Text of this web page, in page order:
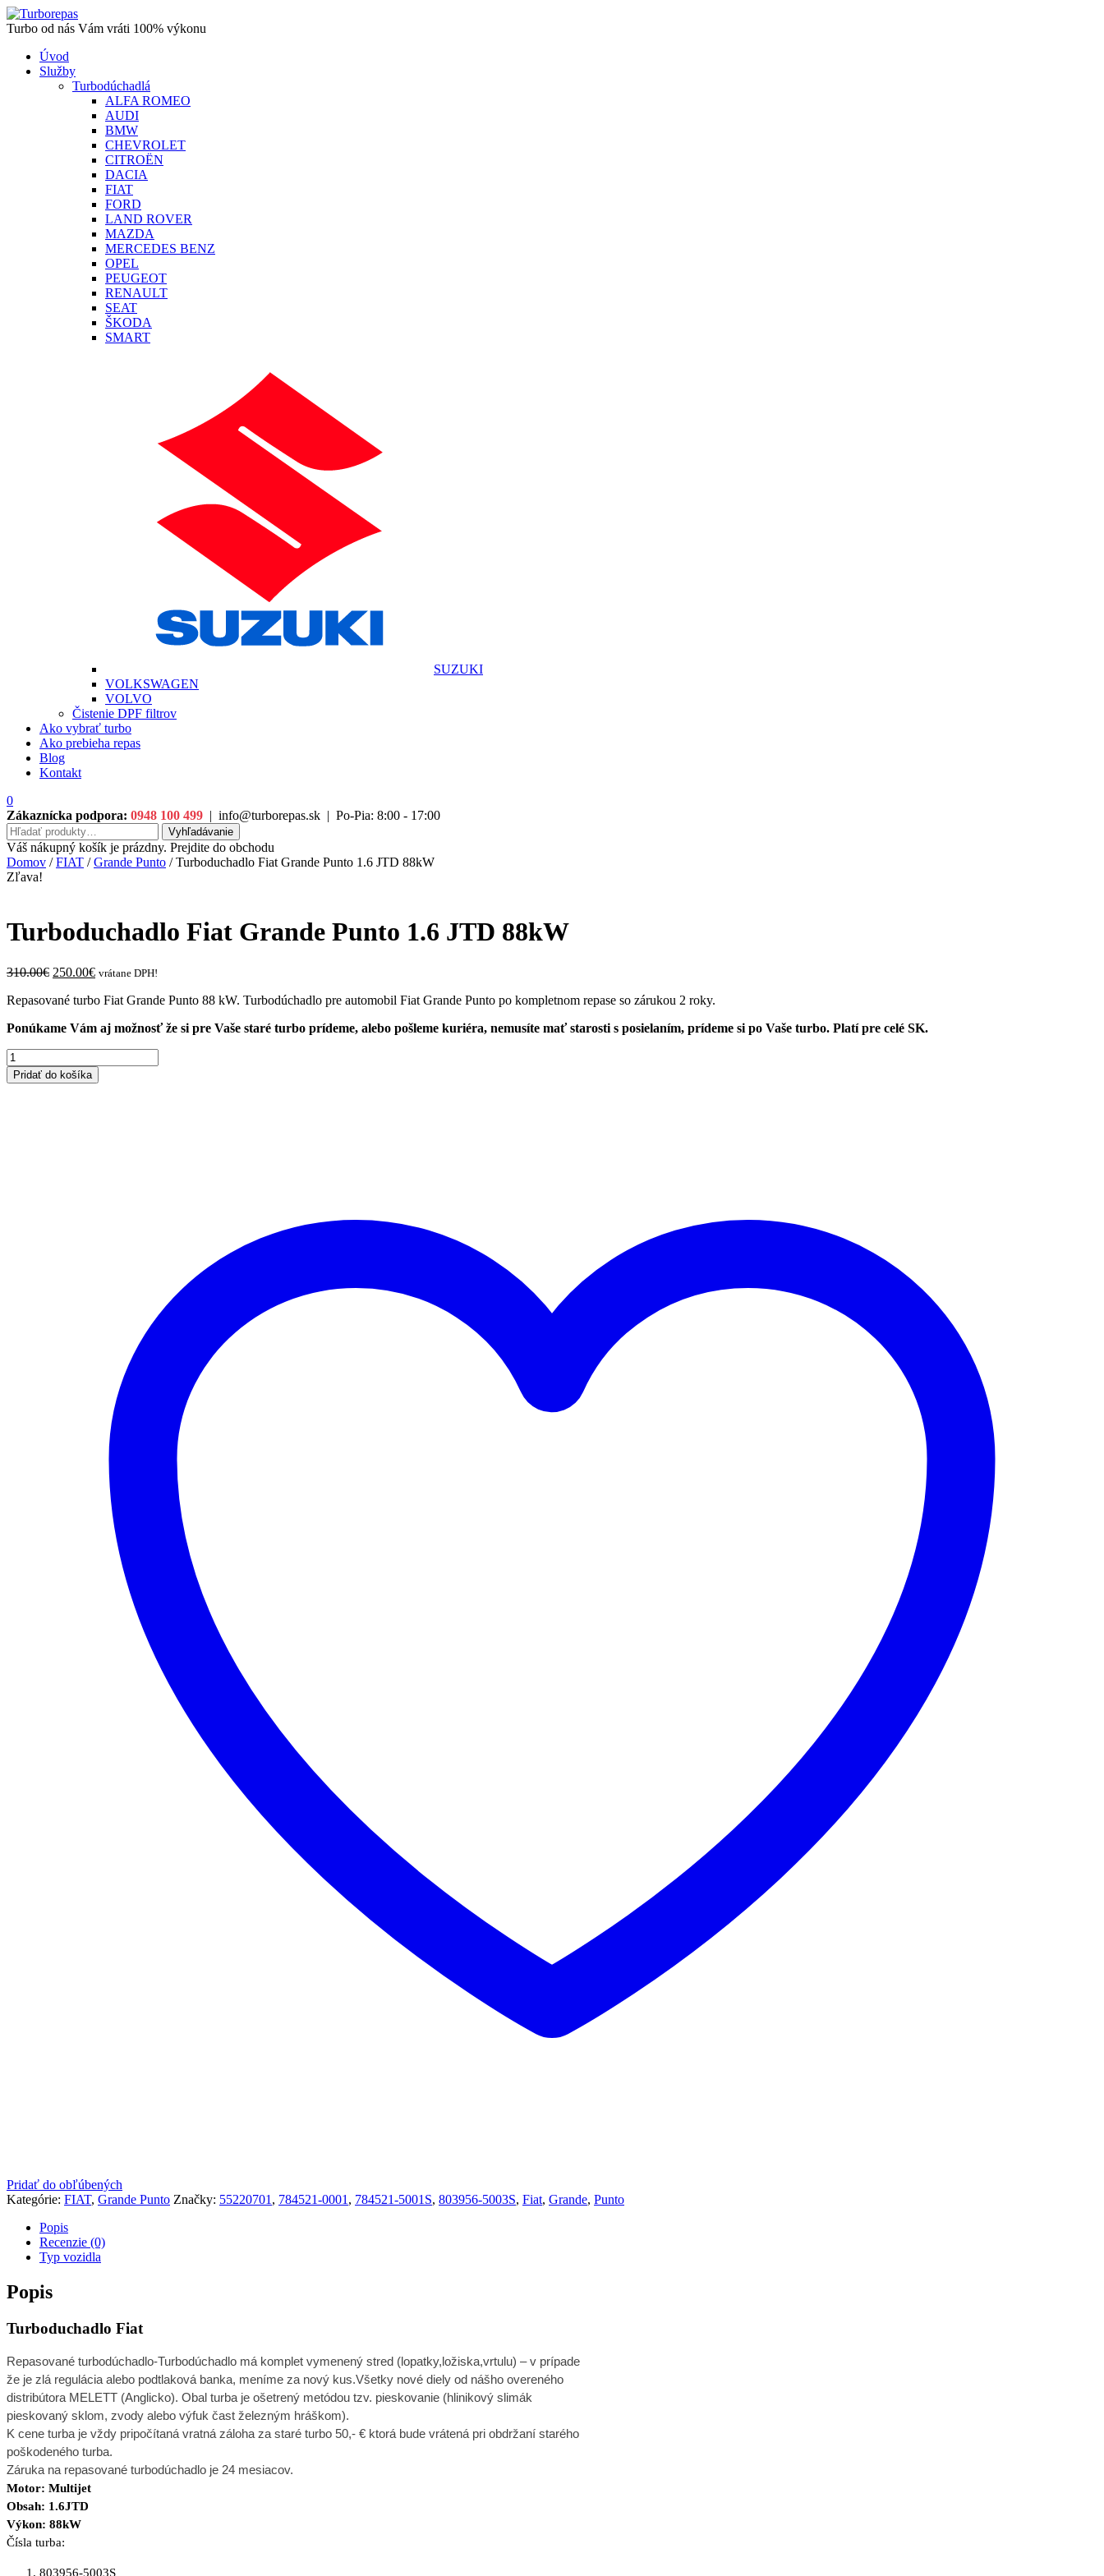
Turbo od nás Vám vráti 100% výkonu
Úvod
Služby
Turbodúchadlá
ALFA ROMEO
AUDI
BMW
CHEVROLET
CITROËN
DACIA
FIAT
FORD
LAND ROVER
MAZDA
MERCEDES BENZ
OPEL
PEUGEOT
RENAULT
SEAT
ŠKODA
SMART
SUZUKI
VOLKSWAGEN
VOLVO
Čistenie DPF filtrov
Ako vybrať turbo
Ako prebieha repas
Blog
Kontakt
0
Zákaznícka podpora: 0948 100 499 | info@turborepas.sk | Po-Pia: 8:00 - 17:00
Hľadať:
Vyhľadávanie
Váš nákupný košík je prázdny. Prejdite do obchodu
Domov /FIAT /Grande Punto / Turboduchadlo Fiat Grande Punto 1.6 JTD 88kW
Zľava!
Turboduchadlo Fiat Grande Punto 1.6 JTD 88kW
310.00€ Original
was:
250.00€Current
is:
vrátane DPH!
Repasované turbo Fiat Grande Punto 88 kW. Turbodúchadlo pre automobil Fiat Grande Punto po kompletnom repase so zárukou 2 roky.
Ponúkame Vám aj možnosť že si pre Vaše staré turbo prídeme, alebo pošleme kuriéra, nemusíte mať starosti s posielaním, prídeme si po Vaše turbo. Platí pre celé SK.
množstvo
Turboduchadlo
Fiat
Pridať do košíka
Pridať do obľúbených
Kategórie: FIAT, Grande Punto Značky: 55220701 , 784521-0001 , 784521-5001S, 803956-5003S, Fiat, Grande, Punto
Popis
Recenzie (0)
Typ vozidla
Popis
Turboduchadlo Fiat
Repasované turbodúchadlo-Turbodúchadlo má komplet vymenený stred (lopatky,ložiska,vrtulu) – v prípade
že je zlá regulácia alebo podtlaková banka, meníme za nový kus.Všetky nové diely od nášho overeného
distribútora MELETT (Anglicko). Obal turba je ošetrený metódou tzv. pieskovanie (hlinikový slimák
pieskovaný sklom, zvody alebo výfuk čast železným hráškom).
K cene turba je vždy pripočítaná vratná záloha za staré turbo 50,- € ktorá bude vrátená pri obdržaní starého
poškodeného turba.
Záruka na repasované turbodúchadlo je 24 mesiacov.
Motor: Multijet
Obsah: 1.6JTD
Výkon: 88kW
Čísla turba:
803956-5003S